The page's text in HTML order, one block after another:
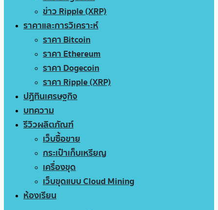
ข่าว Ripple (XRP)
ราคาและการวิเคราะห์
ราคา Bitcoin
ราคา Ethereum
ราคา Dogecoin
ราคา Ripple (XRP)
ปฏิทินเศรษฐกิจ
บทความ
รีวิวผลิตภัณฑ์
เว็บซื้อขาย
กระเป๋าเก็บเหรียญ
เครื่องขุด
เว็บขุดแบบ Cloud Mining
ห้องเรียน